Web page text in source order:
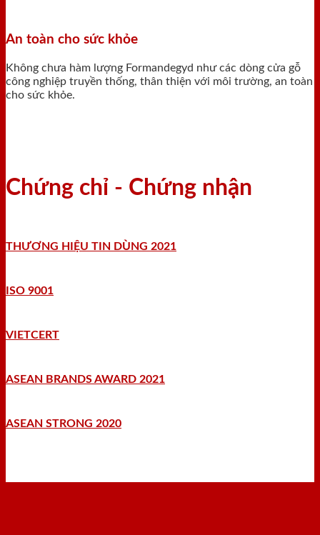
An toàn cho sức khỏe
Không chưa hàm lượng Formandegyd như các dòng cửa gỗ
công nghiệp truyền thống, thân thiện với môi trường, an toàn
cho sức khỏe.
Chứng chỉ - Chứng nhận
THƯƠNG HIỆU TIN DÙNG 2021
ISO 9001
VIETCERT
ASEAN BRANDS AWARD 2021
ASEAN STRONG 2020